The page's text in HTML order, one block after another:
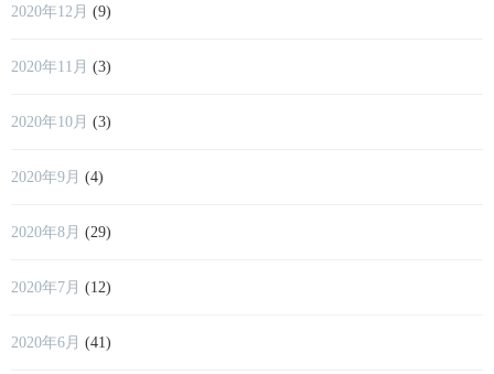
2020年12月 (9)
2020年11月 (3)
2020年10月 (3)
2020年9月 (4)
2020年8月 (29)
2020年7月 (12)
2020年6月 (41)